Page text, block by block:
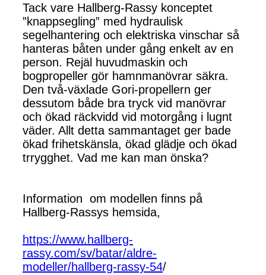
Tack vare Hallberg-Rassy konceptet
”knappsegling” med hydraulisk
segelhantering och elektriska vinschar så
hanteras båten under gång enkelt av en
person. Rejäl huvudmaskin och
bogpropeller gör hamnmanövrar säkra.
Den två-växlade Gori-propellern ger
dessutom både bra tryck vid manövrar
och ökad räckvidd vid motorgång i lugnt
väder. Allt detta sammantaget ger bade
ökad frihetskänsla, ökad glädje och ökad
trrygghet. Vad me kan man önska?
Information om modellen finns på
Hallberg-Rassys hemsida,
https://www.hallberg-
rassy.com/sv/batar/aldre-
modeller/hallberg-rassy-54/